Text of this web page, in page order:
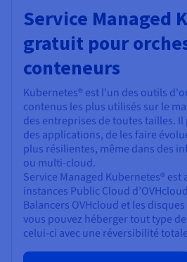
Service Managed
gratuit pour
conteneurs
Kubernetes® est l'un des outils
contenus les plus utilisés sur le
des entreprises de toutes tailles.
des applications, de les faire
plus résilientes, même dans des
ou multi-cloud.
Service Managed Kubernetes® est
instances Public Cloud
Balancers OVHcloud et les
vous pouvez héberger tout type
celui-ci avec une réversibilité